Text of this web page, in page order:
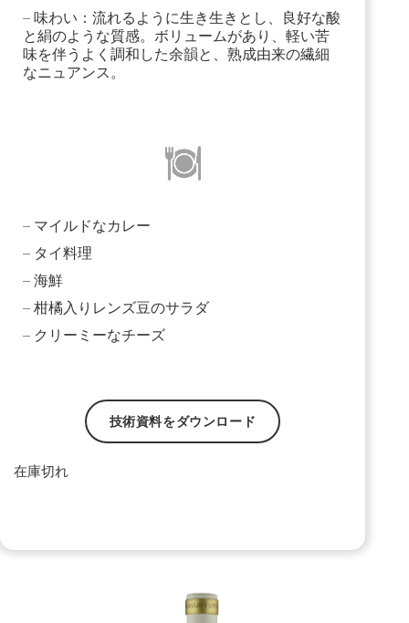
– 味わい：流れるように生き生きとし、良好な酸
と絹のような質感。ボリュームがあり、軽い苦
味を伴うよく調和した余韻と、熟成由来の繊細
なニュアンス。
– マイルドなカレー
– タイ料理
– 海鮮
– 柑橘入りレンズ豆のサラダ
– クリーミーなチーズ
技術資料をダウンロード
在庫切れ